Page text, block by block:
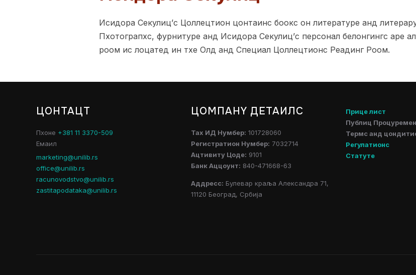
Исидора Секулиц’с Цоллецтион цонтаинс боокс он литературе анд
Пхотограпхс, фурнитуре анд Исидора Секулиц’с персонал белонгингс аре
роом ис лоцатед ин тхе Олд анд Специал Цоллецтионс Реадинг Роом.
ЦОНТАЦТ
Пхоне +381 11 3370-509
Емаил
marketing@unilib.rs
office@unilib.rs
racunovodstvo@unilib.rs
zastitapodataka@unilib.rs
ЦОМПАНY ДЕТАИЛС
Таx ИД Нумбер: 101728060
Регистратион Нумбер: 7032714
Ацтивитy Цоде: 9101
Банк Аццоунт: 840-471668-63
Аддресс: Булевар краља Александра 71,
11120 Београд, Србија
Прице лист
Публиц
Термс анд
Регулатионс
Статуте